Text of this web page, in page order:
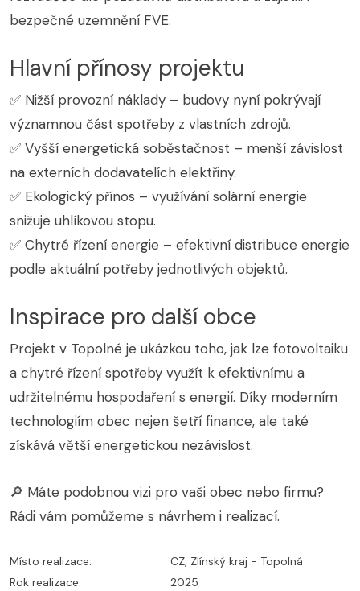
bezpečné uzemnění FVE.
Hlavní přínosy projektu
✅ Nižší provozní náklady – budovy nyní pokrývají
významnou část spotřeby z vlastních zdrojů.
✅ Vyšší energetická soběstačnost – menší závislost
na externích dodavatelích elektřiny.
✅ Ekologický přínos – využívání solární energie
snižuje uhlíkovou stopu.
✅ Chytré řízení energie – efektivní distribuce energie
podle aktuální potřeby jednotlivých objektů.
Inspirace pro další obce
Projekt v Topolné je ukázkou toho, jak lze fotovoltaiku
a chytré řízení spotřeby využít k efektivnímu a
udržitelnému hospodaření s energií. Díky moderním
technologiím obec nejen šetří finance, ale také
získává větší energetickou nezávislost.
🔎 Máte podobnou vizi pro vaši obec nebo firmu?
Rádi vám pomůžeme s návrhem i realizací.
Místo realizace:
CZ, Zlínský kraj - Topolná
Rok realizace:
2025